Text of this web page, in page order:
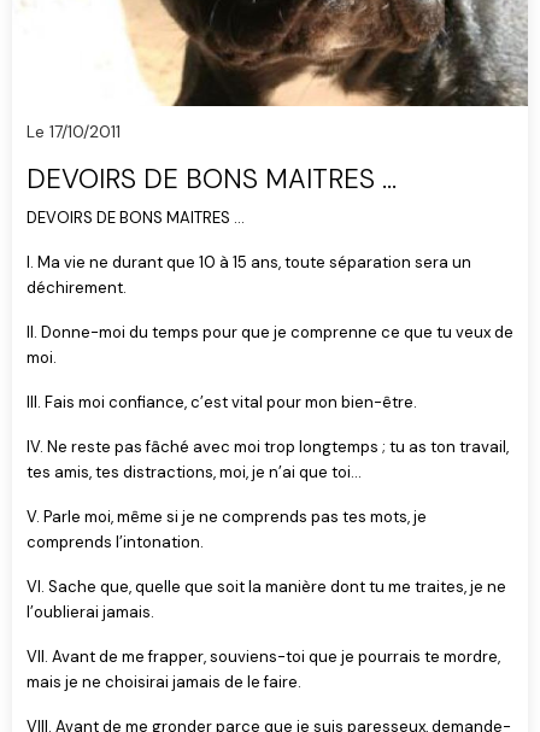
Le 17/10/2011
DEVOIRS DE BONS MAITRES ...
DEVOIRS DE BONS MAITRES ...
I. Ma vie ne durant que 10 à 15 ans, toute séparation sera un
déchirement.
II. Donne-moi du temps pour que je comprenne ce que tu veux de
moi.
III. Fais moi confiance, c’est vital pour mon bien-être.
IV. Ne reste pas fâché avec moi trop longtemps ; tu as ton travail,
tes amis, tes distractions, moi, je n’ai que toi...
V. Parle moi, même si je ne comprends pas tes mots, je
comprends l’intonation.
VI. Sache que, quelle que soit la manière dont tu me traites, je ne
l’oublierai jamais.
VII. Avant de me frapper, souviens-toi que je pourrais te mordre,
mais je ne choisirai jamais de le faire.
VIII. Avant de me gronder parce que je suis paresseux, demande-